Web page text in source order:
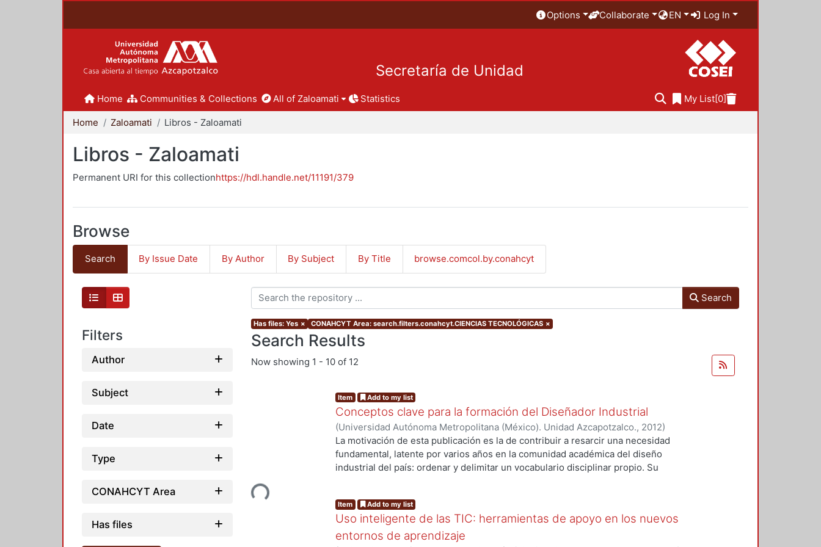
Options Collaborate EN Log In
Secretaría de Unidad
Home Communities & Collections All of Zaloamati Statistics My List[0]
Home Zaloamati Libros - Zaloamati
Libros - Zaloamati
Permanent URI for this collectionhttps://hdl.handle.net/11191/379
Browse
Search By Issue Date By Author By Subject By Title browse.comcol.by.conahcyt
Filters
Author
Subject
Date
Type
CONAHCYT Area
Has files
Search
Has files: Yes × CONAHCYT Area: search.filters.conahcyt.CIENCIAS TECNOLÓGICAS ×
Search Results
Now showing 1 - 10 of 12
Loading...
Item Add to my list
Conceptos clave para la formación del Diseñador Industrial
(Universidad Autónoma Metropolitana (México). Unidad Azcapotzalco., 2012)
La motivación de esta publicación es la de contribuir a resarcir una necesidad
fundamental, latente por varios años en la comunidad académica del diseño
industrial del país: ordenar y delimitar un vocabulario disciplinar propio. Su
México, que se desarrollan los conceptos del presente glosario. Más que precisar
definiciones a los términos, se apunta a desarrollarlos de acuerdo con el proceso
de construcción intelectual básico en la formación universitaria, donde el
Item Add to my list
Uso inteligente de las TIC: herramientas de apoyo en los nuevos
entornos de aprendizaje